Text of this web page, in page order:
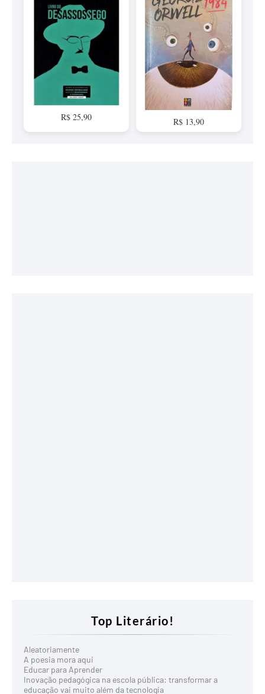
R$ 25,90 R$ 13,90
Top Literário!
Aleatoriamente
A poesia mora aqui
Educar para Aprender
Inovação pedagógica na escola pública: transformar a
educação vai muito além da tecnologia